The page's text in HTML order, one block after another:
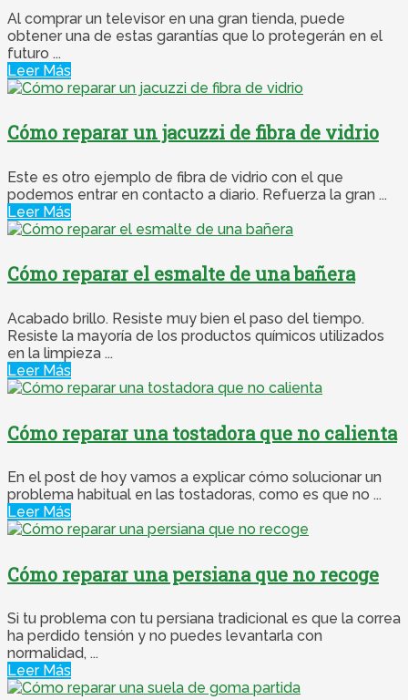
Al comprar un televisor en una gran tienda, puede
obtener una de estas garantías que lo protegerán en el
futuro ...
Leer Más
Cómo reparar un jacuzzi de fibra de vidrio
Este es otro ejemplo de fibra de vidrio con el que
podemos entrar en contacto a diario. Refuerza la gran ...
Leer Más
Cómo reparar el esmalte de una bañera
Acabado brillo. Resiste muy bien el paso del tiempo.
Resiste la mayoría de los productos químicos utilizados
en la limpieza ...
Leer Más
Cómo reparar una tostadora que no calienta
En el post de hoy vamos a explicar cómo solucionar un
problema habitual en las tostadoras, como es que no ...
Leer Más
Cómo reparar una persiana que no recoge
Si tu problema con tu persiana tradicional es que la correa
ha perdido tensión y no puedes levantarla con
normalidad, ...
Leer Más